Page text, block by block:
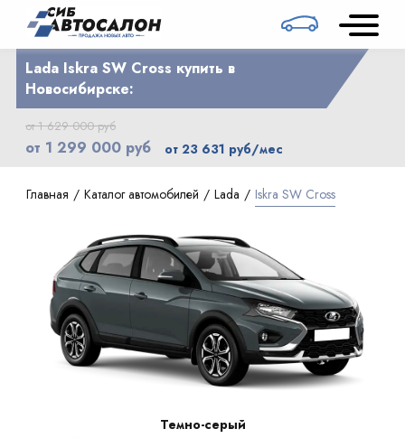
Lada Iskra SW Cross купить в
Новосибирске:
от 1 629 000 руб
от 1 299 000 руб от 23 631 руб/мес
Главная Каталог автомобилей Lada Iskra SW Cross
Темно-серый